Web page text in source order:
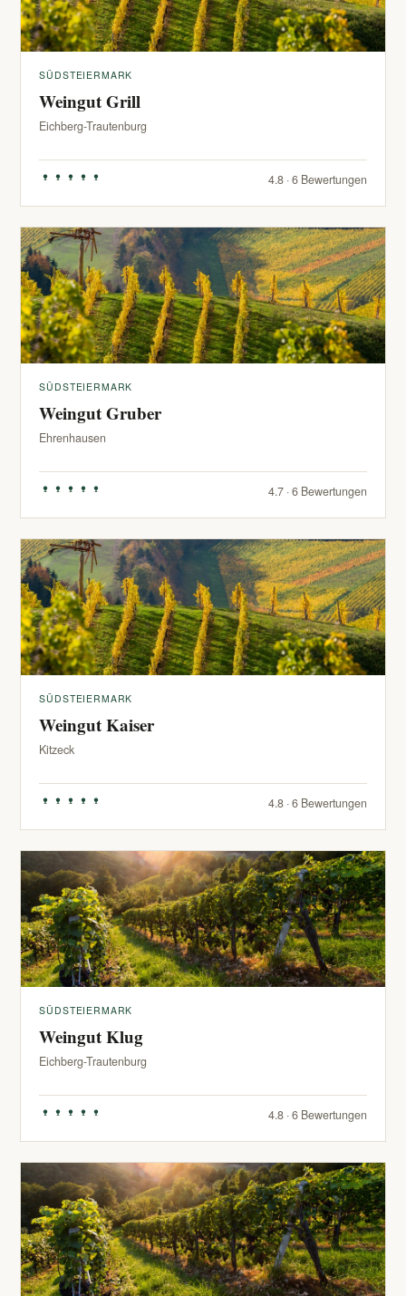
SÜDSTEIERMARK
Weingut Grill
Eichberg-Trautenburg
4.8 · 6 Bewertungen
SÜDSTEIERMARK
Weingut Gruber
Ehrenhausen
4.7 · 6 Bewertungen
SÜDSTEIERMARK
Weingut Kaiser
Kitzeck
4.8 · 6 Bewertungen
SÜDSTEIERMARK
Weingut Klug
Eichberg-Trautenburg
4.8 · 6 Bewertungen